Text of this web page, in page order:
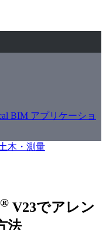
BIM アプリケーショ
木・測量
® V23でアレン
法